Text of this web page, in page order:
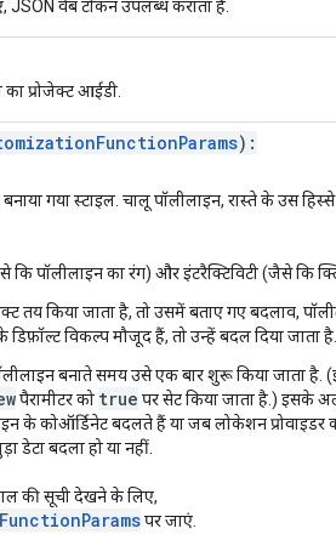
JSON वेब टोकन उपलब्ध कराता है.
प्रोजेक्ट आईडी.
):
गया स्टाइल. चालू पॉलीलाइन, रास्ते के उस
पॉलीलाइन का रंग) और इंटरैक्टिविटी (जैसे कि
तय किया जाता है, तो उसमें बताए गए बदलाव,
विकल्प मौजूद हैं, तो उन्हें बदल दिया जाता है.
बनाते समय उसे एक बार शुरू किया जाता है.
पैरामीटर को true पर सेट किया जाता है.) इसके
के कोऑर्डिनेट बदलते हैं या जब लोकेशन
डेटा बदला हो या नहीं.
की सूची देखने के लिए,
पर जाएं.